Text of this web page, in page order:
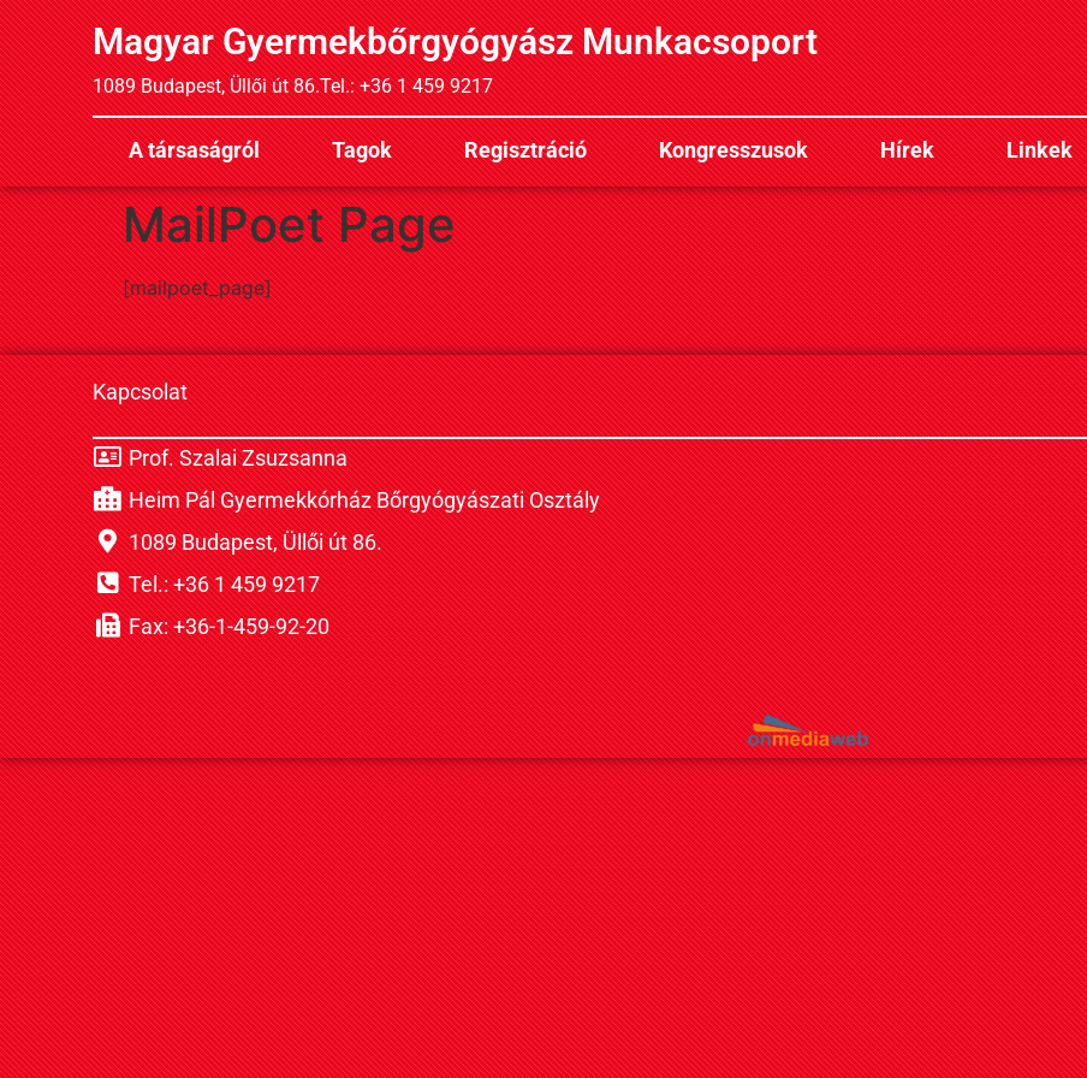
Magyar Gyermekbőrgyógyász Munkacsoport
1089 Budapest, Üllői út 86.Tel.: +36 1 459 9217
A társaságról Tagok Regisztráció Kongresszusok Hírek Linkek
MailPoet Page
[mailpoet_page]
Kapcsolat
Prof. Szalai Zsuzsanna
Heim Pál Gyermekkórház Bőrgyógyászati Osztály
1089 Budapest, Üllői út 86.
Tel.: +36 1 459 9217
Fax: +36-1-459-92-20